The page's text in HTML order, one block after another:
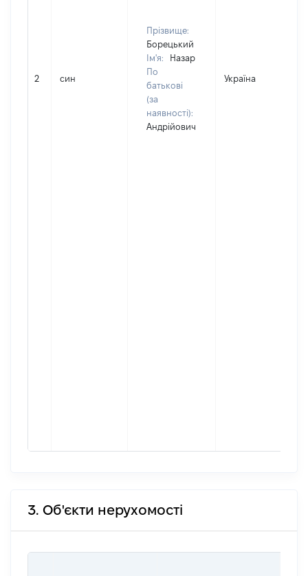
2 син
Прізвище:
Борецький
Ім'я:
Назар
По
батькові
(за
наявності):
Андрійович
Україна
3. Об'єкти нерухомості